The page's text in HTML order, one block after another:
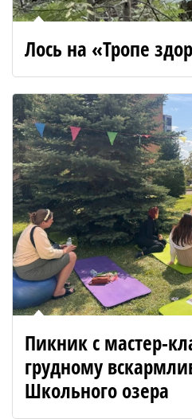
Лось на «Тропе
Пикник с мастер-
грудному
Школьного озера